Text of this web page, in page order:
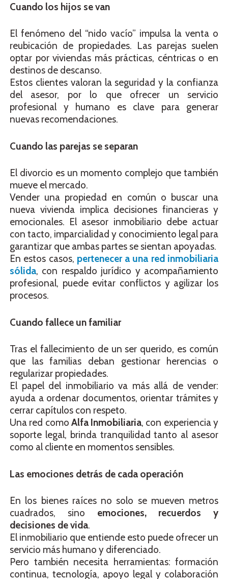
Cuando los hijos se van
El fenómeno del “nido vacío” impulsa la venta o
reubicación de propiedades. Las parejas suelen
optar por viviendas más prácticas, céntricas o en
destinos de descanso.
Estos clientes valoran la seguridad y la confianza
del asesor, por lo que ofrecer un servicio
profesional y humano es clave para generar
nuevas recomendaciones.
Cuando las parejas se separan
El divorcio es un momento complejo que también
mueve el mercado.
Vender una propiedad en común o buscar una
nueva vivienda implica decisiones financieras y
emocionales. El asesor inmobiliario debe actuar
con tacto, imparcialidad y conocimiento legal para
garantizar que ambas partes se sientan apoyadas.
En estos casos, pertenecer a una red inmobiliaria
sólida, con respaldo jurídico y acompañamiento
profesional, puede evitar conflictos y agilizar los
procesos.
Cuando fallece un familiar
Tras el fallecimiento de un ser querido, es común
que las familias deban gestionar herencias o
regularizar propiedades.
El papel del inmobiliario va más allá de vender:
ayuda a ordenar documentos, orientar trámites y
cerrar capítulos con respeto.
Una red como Alfa Inmobiliaria, con experiencia y
soporte legal, brinda tranquilidad tanto al asesor
como al cliente en momentos sensibles.
Las emociones detrás de cada operación
En los bienes raíces no solo se mueven metros
cuadrados, sino emociones, recuerdos y
decisiones de vida.
El inmobiliario que entiende esto puede ofrecer un
servicio más humano y diferenciado.
Pero también necesita herramientas: formación
continua, tecnología, apoyo legal y colaboración